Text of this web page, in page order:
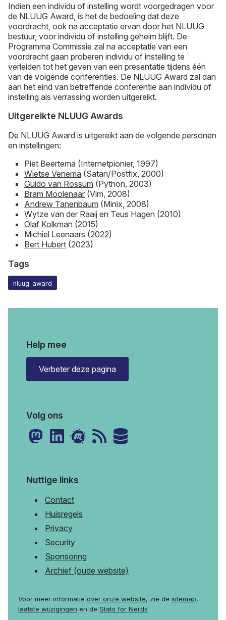
Indien een individu of instelling wordt voorgedragen voor
de NLUUG Award, is het de bedoeling dat deze
voordracht, ook na acceptatie ervan door het NLUUG
bestuur, voor individu of instelling geheim blijft. De
Programma Commissie zal na acceptatie van een
voordracht gaan proberen individu of instelling te
verleiden tot het geven van een presentatie tijdens één
van de volgende conferenties. De NLUUG Award zal dan
aan het eind van betreffende conferentie aan individu of
instelling als verrassing worden uitgereikt.
Uitgereikte NLUUG Awards
De NLUUG Award is uitgereikt aan de volgende personen
en instellingen:
Piet Beertema (Internetpionier, 1997)
Wietse Venema (Satan/Postfix, 2000)
Guido van Rossum (Python, 2003)
Bram Moolenaar (Vim, 2008)
Andrew Tanenbaum (Minix, 2008)
Wytze van der Raaij en Teus Hagen (2010)
Olaf Kolkman (2015)
Michiel Leenaars (2022)
Bert Hubert (2023)
Tags
nluug-award
Help mee
Verbeter deze pagina
Volg ons
Nuttige links
Contact
Huisregels
Privacy
Security
Sponsoring
Archief (oude website)
Voor meer informatie over onze website, zie de sitemap,
laatste wijzigingen en de Stats for Nerds